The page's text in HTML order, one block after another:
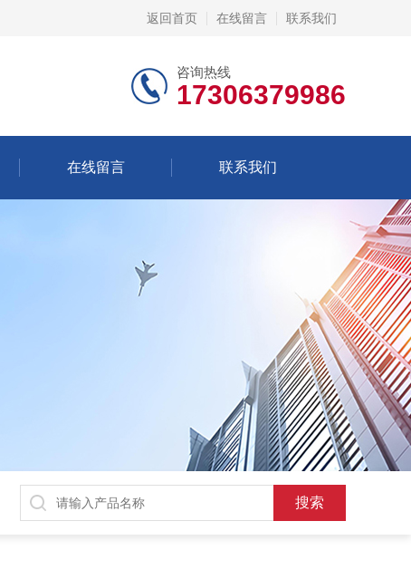
返回首页 在线留言 联系我们
咨询热线
17306379986
在线留言 联系我们